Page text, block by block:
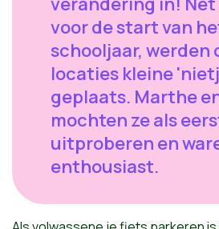
voor de start van
schooljaar, werden
locaties kleine
geplaats. Marthe
mochten ze als
uitproberen en
enthousiast.